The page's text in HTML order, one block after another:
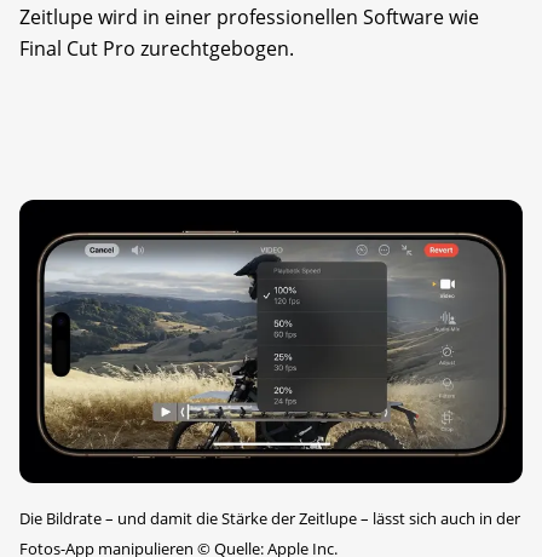
Zeitlupe wird in einer professionellen Software wie
Final Cut Pro zurechtgebogen.
Die Bildrate – und damit die Stärke der Zeitlupe – lässt sich auch in der
Fotos-App manipulieren ©Quelle: Apple Inc.